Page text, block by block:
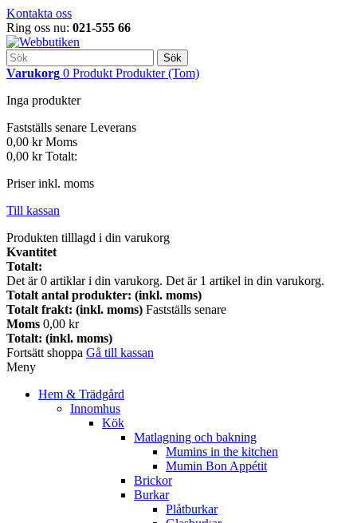
Kontakta oss
Ring oss nu: 021-555 66
Sök
Varukorg 0 Produkt Produkter (Tom)
Inga produkter
Fastställs senare Leverans
0,00 kr Moms
0,00 kr Totalt:
Priser inkl. moms
Till kassan
Produkten tilllagd i din varukorg
Kvantitet
Totalt:
Det är0 artiklar i din varukorg. Det är 1 artikel in din varukorg.
Totalt antal produkter: (inkl. moms)
Totalt frakt: (inkl. moms) Fastställs senare
Moms 0,00 kr
Totalt: (inkl. moms)
Fortsätt shoppa Gå till kassan
Meny
Hem & Trädgård
Innomhus
Kök
Matlagning och bakning
Mumins in the kitchen
Mumin Bon Appétit
Brickor
Burkar
Plåtburkar